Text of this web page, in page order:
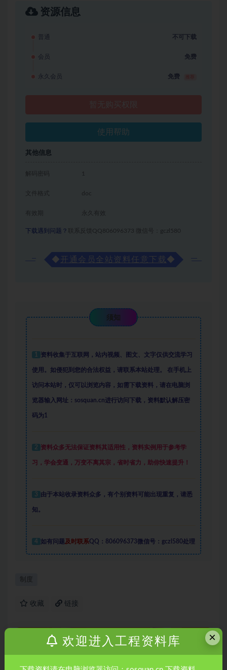
资源信息
普通 不可下载
会员 免费
永久会员 免费
使用帮助
其他信息
1
文件格式 doc
有效期 永久有效
下载遇到问题？ 联系反馈QQ806096373 微信号：gczl580
◆ 开通会员全站资料任意下载◆
须知
1 资料收集于互联网 ， 站内视频、图文、文字仅供交流学习
使用。如侵犯到您的合法权益，请联系本站处理。 在手机上
访问本站时，仅可以浏览内容，如需下载资料，请在电脑浏
览器输入网址：sosquan.cn进行访问下载， 资料默认解压密
码为1
2 资料众多无法保证资料其适用性，资料实例 用于参考学
习，学会变通，万变不离其宗，省时省力，助你快速提升！
3 由于本站收录资料众多，有个别资料可能出现重复，请悉
知。
4 如有问题及时联系QQ：806096373微信号：gczl580处理
制度
收藏 链接
×
欢迎进入工程资料库